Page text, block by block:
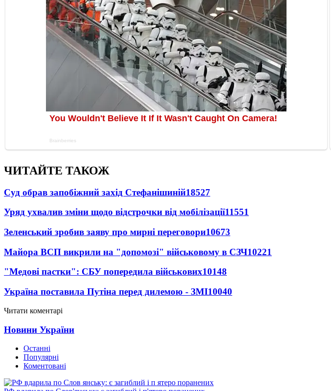
ЧИТАЙТЕ ТАКОЖ
Суд обрав запобіжний захід Стефанішиній18527
Уряд ухвалив зміни щодо відстрочки від мобілізації11551
Зеленський зробив заяву про мирні переговори10673
Майора ВСП викрили на "допомозі" військовому в СЗЧ10221
"Медові пастки": СБУ попередила військових10148
Україна поставила Путіна перед дилемою - ЗМІ10040
Читати коментарі
Новини України
Останні
Популярні
Коментовані